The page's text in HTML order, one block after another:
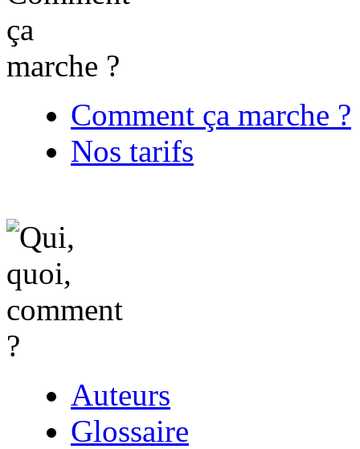
Comment ça marche ?
Nos tarifs
Auteurs
Glossaire